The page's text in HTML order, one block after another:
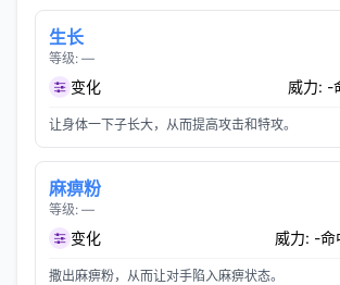
生长
等级: —
变化 威力: -
让身体一下子长大，从而提高攻击和特攻。
麻痹粉
等级: —
变化 威力: -命
撒出麻痹粉，从而让对手陷入麻痹状态。